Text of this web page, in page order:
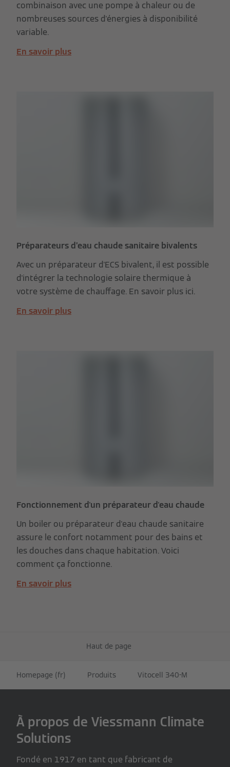
combinaison avec une pompe à chaleur ou de
nombreuses sources d'énergies à disponibilité
variable.
En savoir plus
Préparateurs d’eau chaude sanitaire bivalents
Avec un préparateur d'ECS bivalent, il est possible
d'intégrer la technologie solaire thermique à
votre système de chauffage. En savoir plus ici.
En savoir plus
Fonctionnement d'un préparateur d'eau chaude
Un boiler ou préparateur d'eau chaude sanitaire
assure le confort notamment pour des bains et
les douches dans chaque habitation. Voici
comment ça fonctionne.
En savoir plus
Haut de page
Homepage (fr) Produits Vitocell 340-M
À propos de Viessmann Climate
Solutions
Fondé en 1917 en tant que fabricant de